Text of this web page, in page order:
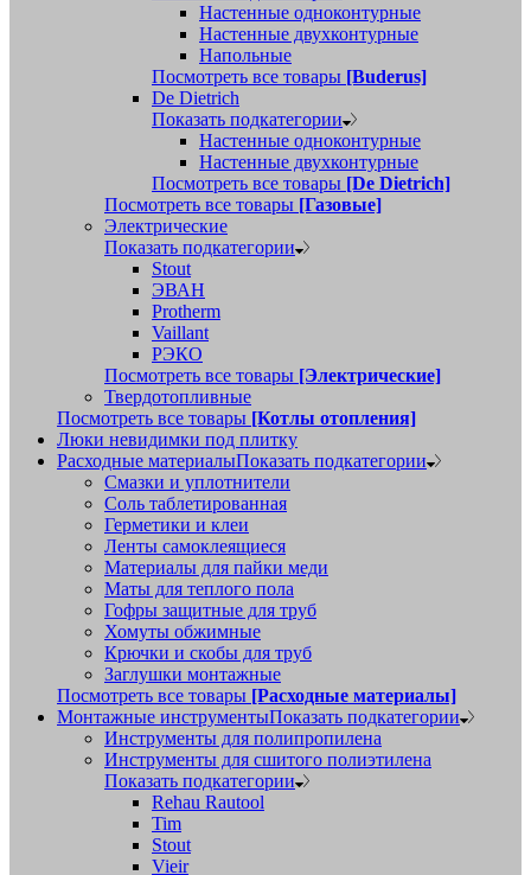
Настенные одноконтурные
Настенные двухконтурные
Напольные
Посмотреть все товары [Buderus]
De Dietrich
Показать подкатегории
Настенные одноконтурные
Настенные двухконтурные
Посмотреть все товары [De Dietrich]
Посмотреть все товары [Газовые]
Электрические
Показать подкатегории
Stout
ЭВАН
Protherm
Vaillant
РЭКО
Посмотреть все товары [Электрические]
Твердотопливные
Посмотреть все товары [Котлы отопления]
Люки невидимки под плитку
Расходные материалыПоказать подкатегории
Смазки и уплотнители
Соль таблетированная
Герметики и клеи
Ленты самоклеящиеся
Материалы для пайки меди
Маты для теплого пола
Гофры защитные для труб
Хомуты обжимные
Крючки и скобы для труб
Заглушки монтажные
Посмотреть все товары [Расходные материалы]
Монтажные инструментыПоказать подкатегории
Инструменты для полипропилена
Инструменты для сшитого полиэтилена
Показать подкатегории
Rehau Rautool
Tim
Stout
Vieir